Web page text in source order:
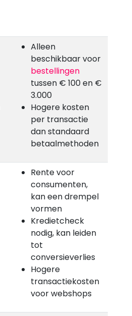
Alleen
beschikbaar voor
bestellingen
tussen € 100 en €
3.000
Hogere kosten
per transactie
dan standaard
betaalmethoden
Rente voor
consumenten,
kan een drempel
vormen
Kredietcheck
nodig, kan leiden
tot
conversieverlies
Hogere
transactiekosten
voor webshops